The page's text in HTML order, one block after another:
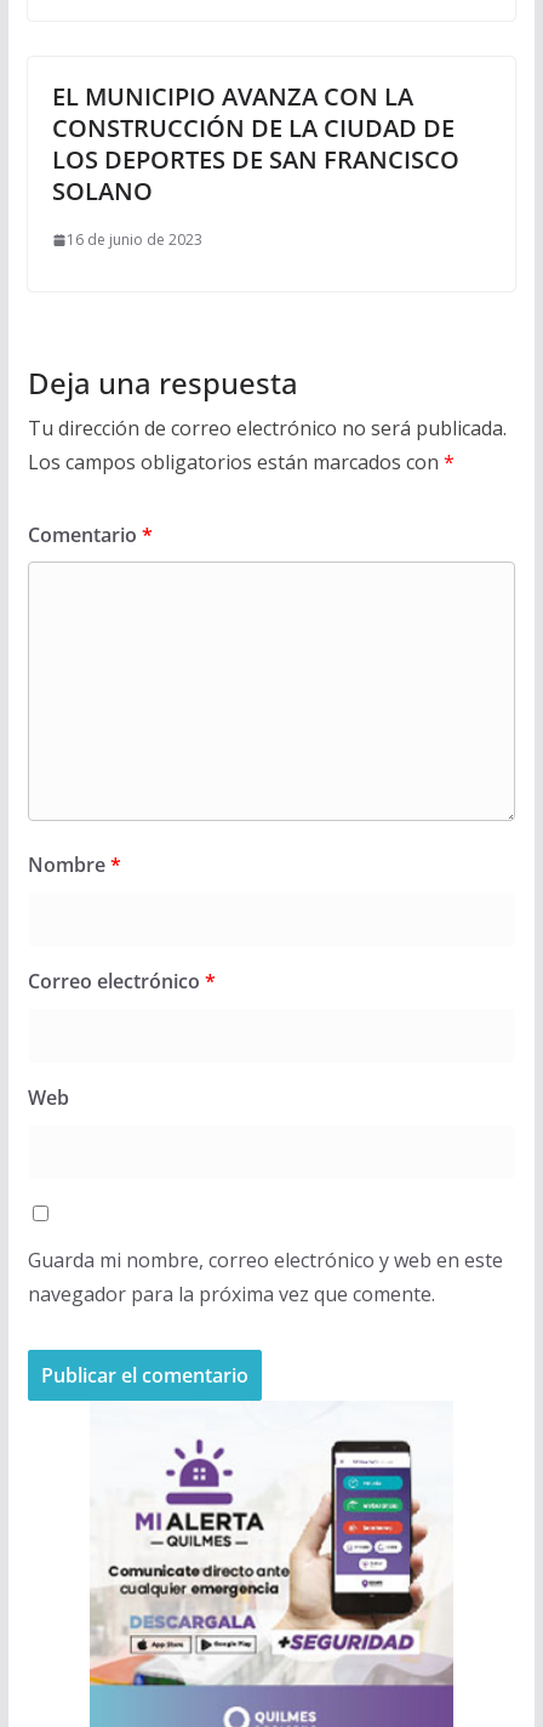
EL MUNICIPIO AVANZA CON LA
CONSTRUCCIÓN DE LA CIUDAD DE
LOS DEPORTES DE SAN FRANCISCO
SOLANO
16 de junio de 2023
Deja una respuesta
Tu dirección de correo electrónico no será publicada.
Los campos obligatorios están marcados con *
Comentario *
Nombre*
Correo electrónico *
Web
Guarda mi nombre, correo electrónico y web en este
navegador para la próxima vez que comente.